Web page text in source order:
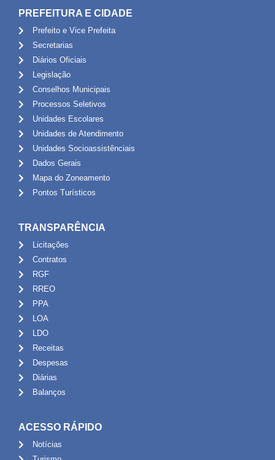
PREFEITURA E CIDADE
Prefeito e Vice Prefeita
Secretarias
Diários Oficiais
Legislação
Conselhos Municipais
Processos Seletivos
Unidades Escolares
Unidades de Atendimento
Unidades Socioassistênciais
Dados Gerais
Mapa do Zoneamento
Pontos Turísticos
TRANSPARÊNCIA
Licitações
Contratos
RGF
RREO
PPA
LOA
LDO
Receitas
Despesas
Diárias
Balanços
ACESSO RÁPIDO
Notícias